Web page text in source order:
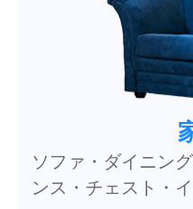
ソファ・ダイニン
ンス・チェスト・